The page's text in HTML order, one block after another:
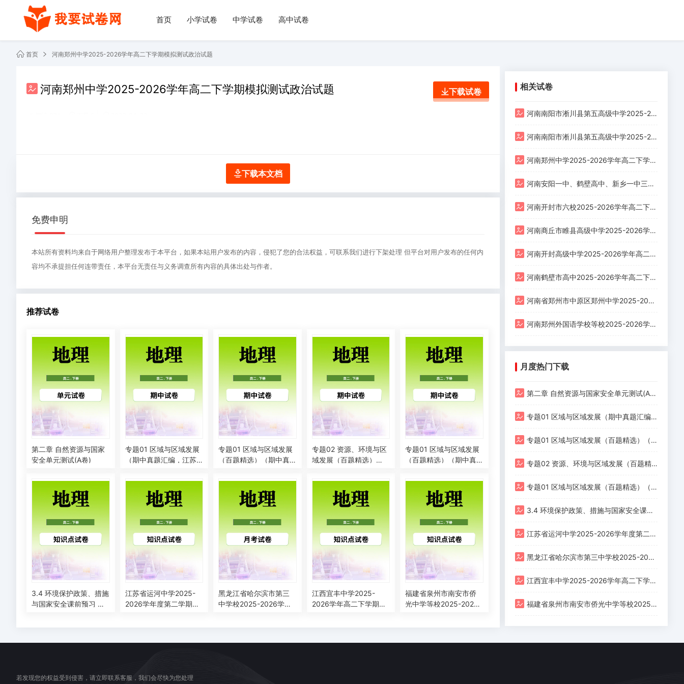
首页 小学试卷 中学试卷 高中试卷
首页 河南郑州中学2025-2026学年高二下学期模拟测试政治试题
河南郑州中学2025-2026学年高二下学期模拟测试政治试题 下载试卷
下载本文档
免费申明
本站所有资料均来自于网络用户整理发布于本平台，如果本站用户发布的内容，侵犯了您的合法权益，可联系我们进行下架处理 但平台对用户发布的任何内
容均不承提担任何连带责任，本平台无责任与义务调查所有内容的具体出处与作者。
推荐试卷
第二章 自然资源与国家
安全单元测试(A卷)
专题01 区域与区域发展
（期中真题汇编，江苏
专题01 区域与区域发展
（百题精选）（期中真
二地理下学期
专题02 资源、环境与区
域发展（百题精选）
地理下学期人教版
专题01 区域与区域发展
（百题精选）（期中真
期人教版
3.4 环境保护政策、措施
与国家安全课前预习 湘
江苏省运河中学2025-
2026学年度第二学期学
黑龙江省哈尔滨市第三
中学校2025-2026学年
江西宜丰中学2025-
2026学年高二下学期周
福建省泉州市南安市侨
光中学等校2025-2026
相关试卷
河南南阳市淅川县第五高级中学2025-2026学年高二下学期月考政治试题A卷
河南南阳市淅川县第五高级中学2025-2026学年高二下学期月考政治试题B卷
河南郑州中学2025-2026学年高二下学期模拟测试政治试题
河南安阳一中、鹤壁高中、新乡一中三校2025-2026学年下学期高二年级第一次联考政治试卷
河南开封市六校2025-2026学年高二下学期期中考试政治试卷
河南商丘市睢县高级中学2025-2026学年下学期4月月考高二政治试题
河南开封高级中学2025-2026学年高二年级下学期学情调研化学学科试题
河南鹤壁市高中2025-2026学年高二下学期尖子生特训英语试卷（三）
河南省郑州市中原区郑州中学2025-2026学年高二年级下学期第一次模拟测试英语试题
河南郑州外国语学校等校2025-2026学年高二下学期月考1数学试卷
月度热门下载
第二章 自然资源与国家安全单元测试(A卷)
专题01 区域与区域发展（期中真题汇编，江苏专用）高二地理下学期
专题01 区域与区域发展（百题精选）（期中真题汇编，福建专用）高二地理下学期
专题02 资源、环境与区域发展（百题精选）（期中真题汇编）高二地理下学期人教版
专题01 区域与区域发展（百题精选）（期中真题汇编）高二地理下学期人教版
3.4 环境保护政策、措施与国家安全课前预习 湘教版
江苏省运河中学2025-2026学年度第二学期学情调研高二地理试题
黑龙江省哈尔滨市第三中学校2025-2026学年高二下学期4月月考地理试题
江西宜丰中学2025-2026学年高二下学期周测（6）地理试题
福建省泉州市南安市侨光中学等校2025-2026学年高二下学期4月阶段检测地理试题
若发现您的权益受到侵害，请立即联系客服，我们会尽快为您处理